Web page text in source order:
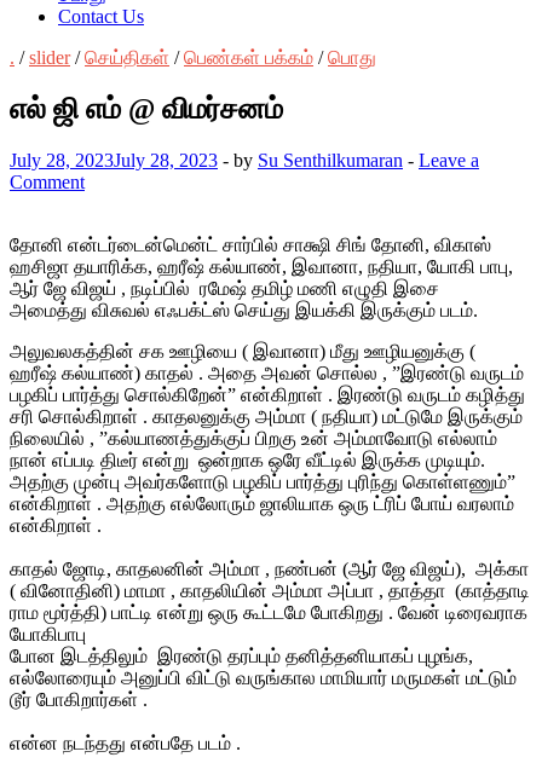
Contact Us
. /slider/செய்திகள் /பெண்கள் பக்கம் /பொது
எல் ஜி எம் @ விமர்சனம்
July 28, 2023July 28, 2023 - by Su Senthilkumaran - Leave a
Comment
தோனி என்டர்டைன்மென்ட் சார்பில் சாக்ஷி சிங் தோனி, விகாஸ்
ஹசிஜா தயாரிக்க, ஹரீஷ் கல்யாண், இவானா, நதியா, யோகி பாபு,
ஆர் ஜே விஜய் , நடிப்பில் ரமேஷ் தமிழ் மணி எழுதி இசை
அமைத்து விசுவல் எஃபக்ட்ஸ் செய்து இயக்கி இருக்கும் படம்.
அலுவலகத்தின் சக ஊழியை ( இவானா) மீது ஊழியனுக்கு (
ஹரீஷ் கல்யாண்) காதல் . அதை அவன் சொல்ல , ”இரண்டு வருடம்
பழகிப் பார்த்து சொல்கிறேன்” என்கிறாள் . இரண்டு வருடம் கழித்து
சரி சொல்கிறாள் . காதலனுக்கு அம்மா ( நதியா) மட்டுமே இருக்கும்
நிலையில் , ”கல்யாணத்துக்குப் பிறகு உன் அம்மாவோடு எல்லாம்
நான் எப்படி திடீர் என்று ஒன்றாக ஒரே வீட்டில் இருக்க முடியும்.
அதற்கு முன்பு அவர்களோடு பழகிப் பார்த்து புரிந்து கொள்ளணும்”
என்கிறாள் . அதற்கு எல்லோரும் ஜாலியாக ஒரு ட்ரிப் போய் வரலாம்
என்கிறாள் .
காதல் ஜோடி, காதலனின் அம்மா , நண்பன் (ஆர் ஜே விஜய்), அக்கா
( வினோதினி) மாமா , காதலியின் அம்மா அப்பா , தாத்தா (காத்தாடி
ராம மூர்த்தி) பாட்டி என்று ஒரு கூட்டமே போகிறது . வேன் டிரைவராக
யோகிபாபு
போன இடத்திலும் இரண்டு தரப்பும் தனித்தனியாகப் புழங்க,
எல்லோரையும் அனுப்பி விட்டு வருங்கால மாமியார் மருமகள் மட்டும்
டூர் போகிறார்கள் .
என்ன நடந்தது என்பதே படம் .